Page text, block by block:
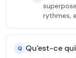
rythmes,
Q Qu'est-ce